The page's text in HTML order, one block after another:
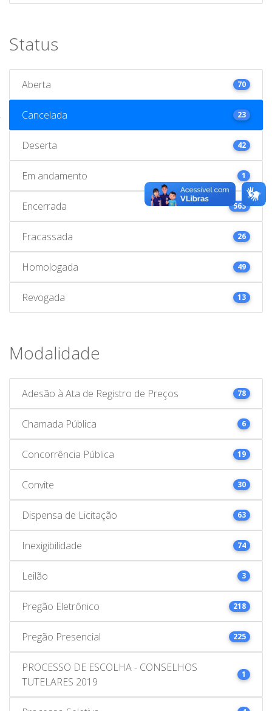
Status
Aberta 70
Cancelada 23
Deserta 42
Em andamento 1
Encerrada 563
Fracassada 26
Homologada 49
Revogada 13
Modalidade
Adesão à Ata de Registro de Preços 78
Chamada Pública 6
Concorrência Pública 19
Convite 30
Dispensa de Licitação 63
Inexigibilidade 74
Leilão 3
Pregão Eletrônico 218
Pregão Presencial 225
PROCESSO DE ESCOLHA - CONSELHOS
TUTELARES 2019
1